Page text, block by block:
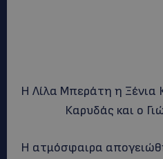
Η Λίλα Μπεράτη η Ξένια
Καρυδάς και ο
Η ατμόσφαιρα